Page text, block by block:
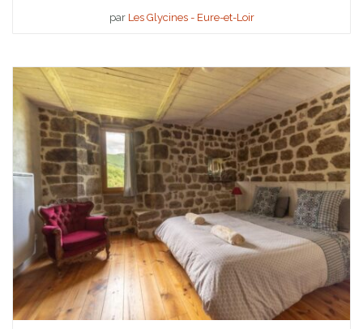
par Les Glycines - Eure-et-Loir